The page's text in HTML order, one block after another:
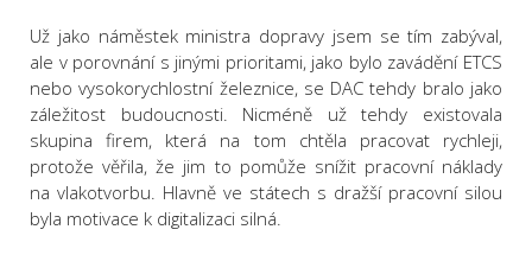
Už jako náměstek ministra dopravy jsem se tím zabýval,
ale v porovnání s jinými prioritami, jako bylo zavádění ETCS
nebo vysokorychlostní železnice, se DAC tehdy bralo jako
záležitost budoucnosti. Nicméně už tehdy existovala
skupina firem, která na tom chtěla pracovat rychleji,
protože věřila, že jim to pomůže snížit pracovní náklady
na vlakotvorbu. Hlavně ve státech s dražší pracovní silou
byla motivace k digitalizaci silná.